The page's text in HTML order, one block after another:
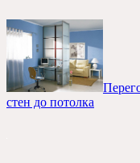
стен до потолка